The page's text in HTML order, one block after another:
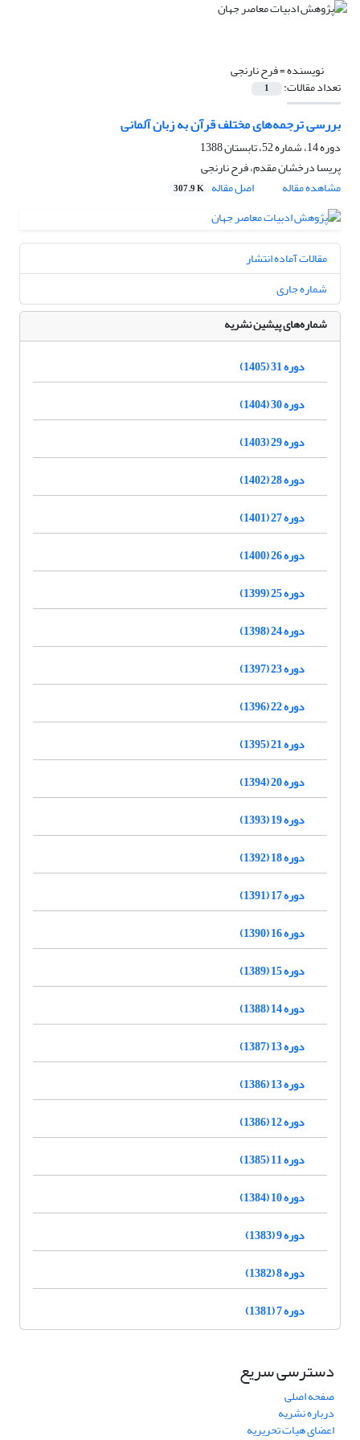
نویسنده =فرح نارنجی
تعداد مقالات: 1
بررسی ترجمه‌های مختلف قرآن به زبان آلمانی
دوره 14، شماره 52، تابستان 1388
پریسا درخشان مقدم، فرح نارنجی
مشاهده مقاله
اصل مقاله 307.9 K
مقالات آماده انتشار
شماره جاری
شماره‌های پیشین نشریه
دوره 31 (1405)
دوره 30 (1404)
دوره 29 (1403)
دوره 28 (1402)
دوره 27 (1401)
دوره 26 (1400)
دوره 25 (1399)
دوره 24 (1398)
دوره 23 (1397)
دوره 22 (1396)
دوره 21 (1395)
دوره 20 (1394)
دوره 19 (1393)
دوره 18 (1392)
دوره 17 (1391)
دوره 16 (1390)
دوره 15 (1389)
دوره 14 (1388)
دوره 13 (1387)
دوره 13 (1386)
دوره 12 (1386)
دوره 11 (1385)
دوره 10 (1384)
دوره 9 (1383)
دوره 8 (1382)
دوره 7 (1381)
دسترسی سریع
صفحه اصلی
درباره نشریه
اعضای هیات تحریریه